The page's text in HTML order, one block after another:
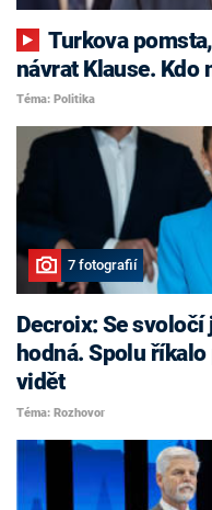
Turkova pomsta, nekonfliktní Havlíček i
návrat Klause. Kdo
Téma: Politika
7 fotografií
Decroix: Se svoločí
hodná. Spolu
vidět
Téma: Rozhovor